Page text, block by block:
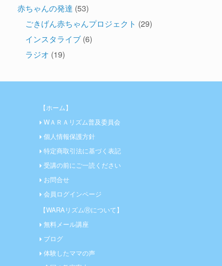
赤ちゃんの発達 (53)
ごきげん赤ちゃんプロジェクト (29)
インスタライブ (6)
ラジオ (19)
【ホーム】
WＡＲＡリズム普及委員会
個人情報保護方針
特定商取引法に基づく表記
受講の前にご一読ください
お問合せ
会員ログインページ
【WARAリズムⓇについて】
無料メール講座
ブログ
体験したママの声